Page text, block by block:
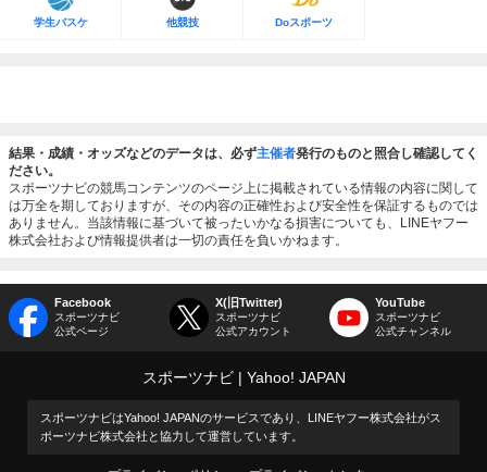
学生バスケ 他競技 Doスポーツ
結果・成績・オッズなどのデータは、必ず主催者発行のものと照合し確認してく
ださい。
スポーツナビの競馬コンテンツのページ上に掲載されている情報の内容に関して
は万全を期しておりますが、その内容の正確性および安全性を保証するものでは
ありません。当該情報に基づいて被ったいかなる損害についても、LINEヤフー
株式会社および情報提供者は一切の責任を負いかねます。
Facebook
スポーツナビ
公式ページ
X(旧Twitter)
スポーツナビ
公式アカウント
YouTube
スポーツナビ
公式チャンネル
スポーツナビ Yahoo! JAPAN
スポーツナビはYahoo! JAPANのサービスであり、LINEヤフー株式会社がス
ポーツナビ株式会社と協力して運営しています。